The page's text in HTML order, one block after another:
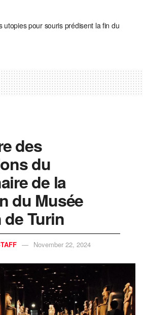
utopies pour souris prédisent la fin du
des
du
de la
du Musée
Turin
November 22, 2024